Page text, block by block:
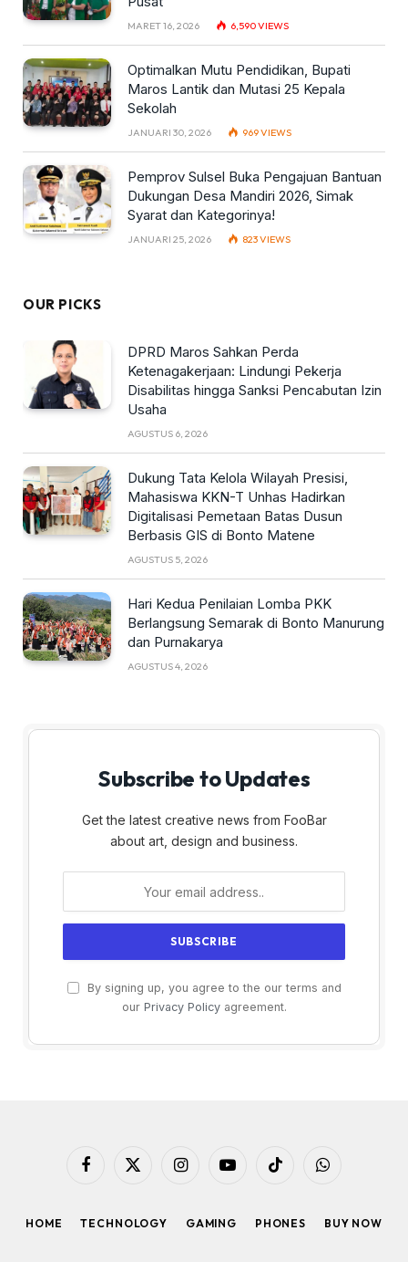
MARET 16, 2026 6,590VIEWS
Optimalkan Mutu Pendidikan, Bupati
Maros Lantik dan Mutasi 25 Kepala
Sekolah
JANUARI 30, 2026 969VIEWS
Pemprov Sulsel Buka Pengajuan Bantuan
Dukungan Desa Mandiri 2026, Simak
Syarat dan Kategorinya!
JANUARI 25, 2026 823VIEWS
OUR PICKS
DPRD Maros Sahkan Perda
Ketenagakerjaan: Lindungi Pekerja
Disabilitas hingga Sanksi Pencabutan Izin
Usaha
AGUSTUS 6, 2026
Dukung Tata Kelola Wilayah Presisi,
Mahasiswa KKN-T Unhas Hadirkan
Digitalisasi Pemetaan Batas Dusun
Berbasis GIS di Bonto Matene
AGUSTUS 5, 2026
Hari Kedua Penilaian Lomba PKK
Berlangsung Semarak di Bonto Manurung
dan Purnakarya
AGUSTUS 4, 2026
Subscribe to Updates
Get the latest creative news from FooBar
about art, design and business.
By signing up, you agree to the our terms and
our Privacy Policyagreement.
Facebook
X
InstagramYouTubeTikTok WhatsApp
HOME TECHNOLOGY GAMING PHONES BUY NOW